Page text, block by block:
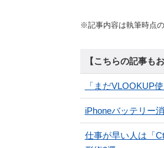
※記事内容は執筆時点
【こちらの記事も
「まだVLOOKUP
iPhoneバッテリー
仕事が早い人は「